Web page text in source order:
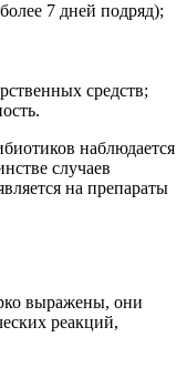
7 дней подряд);
средств;
наблюдается
случаев
на препараты
выражены, они
реакций,